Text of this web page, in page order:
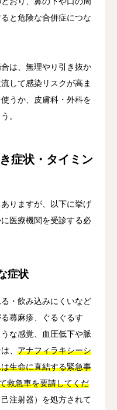
と危険な合併症につな
は、無理やり引き抜か
して感染リスクが高ま
うか、皮膚科・外科を
。
症状・タイミン
りますが、以下に挙げ
医療機関を受診する必
症状
・飲み込みにくいなど
蕁麻疹、ぐるぐるす
な感覚、血圧低下や脈
、 アナフィラキシーシ
生命に直結する緊急事
救急車を要請してくだ
注射器）を処方されて